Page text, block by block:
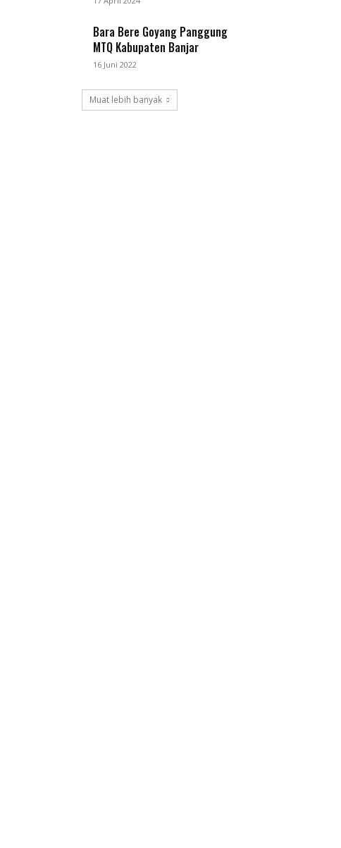
Bara Bere Goyang Panggung
MTQ Kabupaten Banjar
16 Juni 2022
Muat lebih banyak